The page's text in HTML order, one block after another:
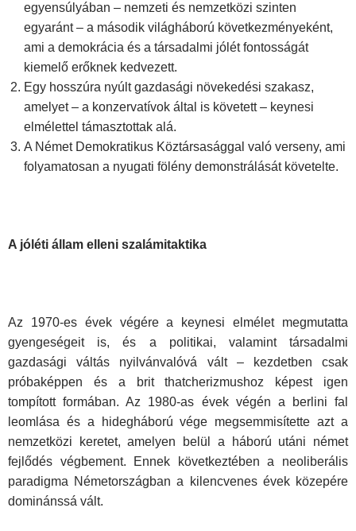
egyensúlyában – nemzeti és nemzetközi szinten
egyaránt – a második világháború következményeként,
ami a demokrácia és a társadalmi jólét fontosságát
kiemelő erőknek kedvezett.
Egy hosszúra nyúlt gazdasági növekedési szakasz,
amelyet – a konzervatívok által is követett – keynesi
elmélettel támasztottak alá.
A Német Demokratikus Köztársasággal való verseny, ami
folyamatosan a nyugati fölény demonstrálását követelte.
A jóléti állam elleni szalámitaktika
Az 1970-es évek végére a keynesi elmélet megmutatta
gyengeségeit is, és a politikai, valamint társadalmi
gazdasági váltás nyilvánvalóvá vált – kezdetben csak
próbaképpen és a brit thatcherizmushoz képest igen
tompított formában. Az 1980-as évek végén a berlini fal
leomlása és a hidegháború vége megsemmisítette azt a
nemzetközi keretet, amelyen belül a háború utáni német
fejlődés végbement. Ennek következtében a neoliberális
paradigma Németországban a kilencvenes évek közepére
dominánssá vált.